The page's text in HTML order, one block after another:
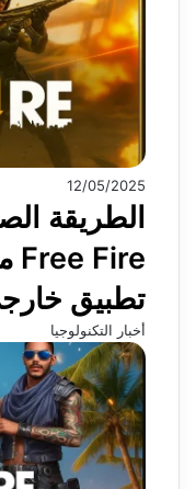
12/05/2025
الطريقة
تطبيق
أخبار التكنولوجيا